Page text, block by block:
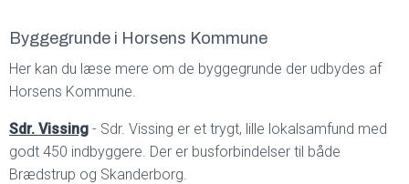
Byggegrunde i Horsens Kommune
Her kan du læse mere om de byggegrunde der udbydes af
Horsens Kommune.
Sdr. Vissing - Sdr. Vissing er et trygt, lille lokalsamfund med
godt 450 indbyggere. Der er busforbindelser til både
Brædstrup og Skanderborg.